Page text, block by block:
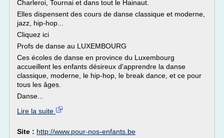
Charleroi, Tournai et dans tout le Hainaut.
Elles dispensent des cours de danse classique et moderne,
jazz, hip-hop...
Cliquez ici
Profs de danse au LUXEMBOURG
Ces écoles de danse en province du Luxembourg
accueillent les enfants désireux d'apprendre la danse
classique, moderne, le hip-hop, le break dance, et ce pour
tous les âges.
Danse...
Lire la suite
Site : http://www.pour-nos-enfants.be